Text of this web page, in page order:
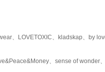
、LOVETOXIC、kladskap、by
、sense of wonder